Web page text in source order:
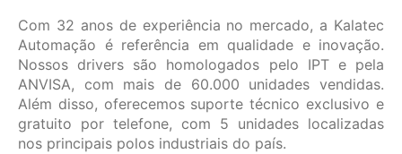
Com 32 anos de experiência no mercado, a Kalatec
Automação é referência em qualidade e inovação.
Nossos drivers são homologados pelo IPT e pela
ANVISA, com mais de 60.000 unidades vendidas.
Além disso, oferecemos suporte técnico exclusivo e
gratuito por telefone, com 5 unidades localizadas
nos principais polos industriais do país.